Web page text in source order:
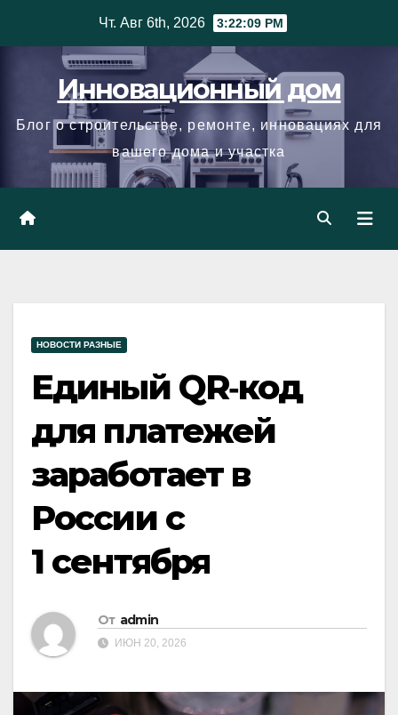
Чт. Авг 6th, 2026 3:22:10 PM
Инновационный дом
Блог о строительстве, ремонте, инновациях для
вашего дома и участка
НОВОСТИ РАЗНЫЕ
Единый QR‑код
для платежей
заработает в
России с
1 сентября
От admin
ИЮН 20, 2026